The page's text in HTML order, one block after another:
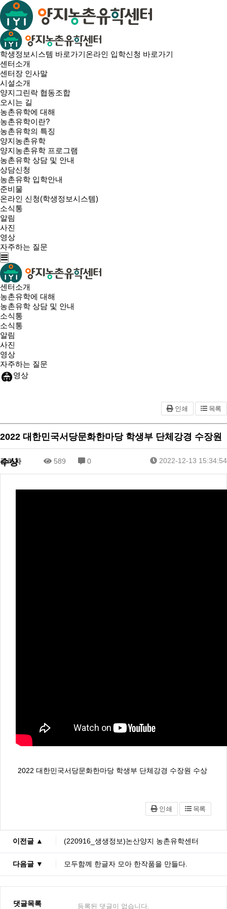
학생정보시스템 바로가기온라인 입학신청 바로가기
센터소개
센터장 인사말
시설소개
양지그린락 협동조합
오시는 길
농촌유학에 대해
농촌유학이란?
농촌유학의 특징
양지농촌유학
양지농촌유학 프로그램
농촌유학 상담 및 안내
상담신청
농촌유학 입학안내
준비물
온라인 신청(학생정보시스템)
소식통
알림
사진
영상
자주하는 질문
센터소개
농촌유학에 대해
농촌유학 상담 및 안내
소식통
소식통
알림
사진
영상
자주하는 질문
영상
인쇄 목록
2022 대한민국서당문화한마당 학생부 단체강경 수장원
수상
관리자 589 0 2022-12-13 15:34:54
2022 대한민국서당문화한마당 학생부 단체강경 수장원 수상
인쇄 목록
이전글 ▲ (220916_생생정보)논산양지 농촌유학센터
다음글 ▼ 모두함께 한글자 모아 한작품을 만들다.
댓글목록 등록된 댓글이 없습니다.